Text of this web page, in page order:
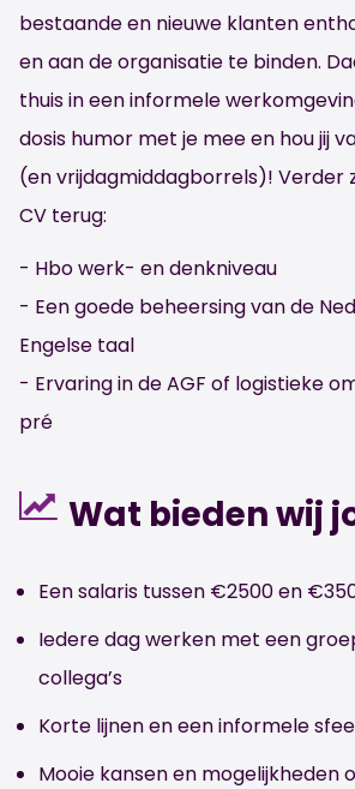
bestaande en nieuwe klanten
en aan de organisatie te binden.
thuis in een informele
dosis humor met je mee en hou jij
(en vrijdagmiddagborrels)! Verder
CV terug:
- Hbo werk- en denkniveau
- Een goede beheersing van de
Engelse taal
- Ervaring in de AGF of logistieke
pré
Wat bieden wij
Een salaris tussen €2500 en
Iedere dag werken met een
collega’s
Korte lijnen en een informele
Mooie kansen en mogelijkheden